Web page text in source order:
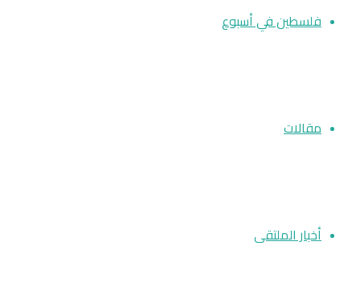
فلسطين في أسبوع
مقالات
أخبار الملتقى